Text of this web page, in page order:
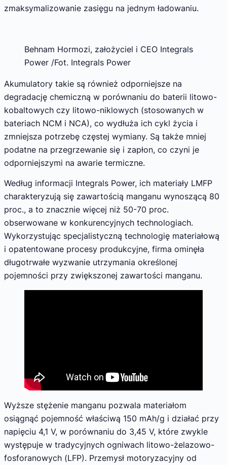
zmaksymalizowanie zasięgu na jednym ładowaniu.
Behnam Hormozi, założyciel i CEO Integrals
Power /Fot. Integrals Power
Akumulatory takie są również odporniejsze na
degradację chemiczną w porównaniu do baterii litowo-
kobaltowych czy litowo-niklowych (stosowanych w
bateriach NCM i NCA), co wydłuża ich cykl życia i
zmniejsza potrzebę częstej wymiany. Są także mniej
podatne na przegrzewanie się i zapłon, co czyni je
odporniejszymi na awarie termiczne.
Według informacji Integrals Power, ich materiały LMFP
charakteryzują się zawartością manganu wynoszącą 80
proc., a to znacznie więcej niż 50-70 proc.
obserwowane w konkurencyjnych technologiach.
Wykorzystując specjalistyczną technologię materiałową
i opatentowane procesy produkcyjne, firma ominęła
długotrwałe wyzwanie utrzymania określonej
pojemności przy zwiększonej zawartości manganu.
Wyższe stężenie manganu pozwala materiałom
osiągnąć pojemność właściwą 150 mAh/g i działać przy
napięciu 4,1 V, w porównaniu do 3,45 V, które zwykle
występuje w tradycyjnych ogniwach litowo-żelazowo-
fosforanowych (LFP). Przemysł motoryzacyjny od